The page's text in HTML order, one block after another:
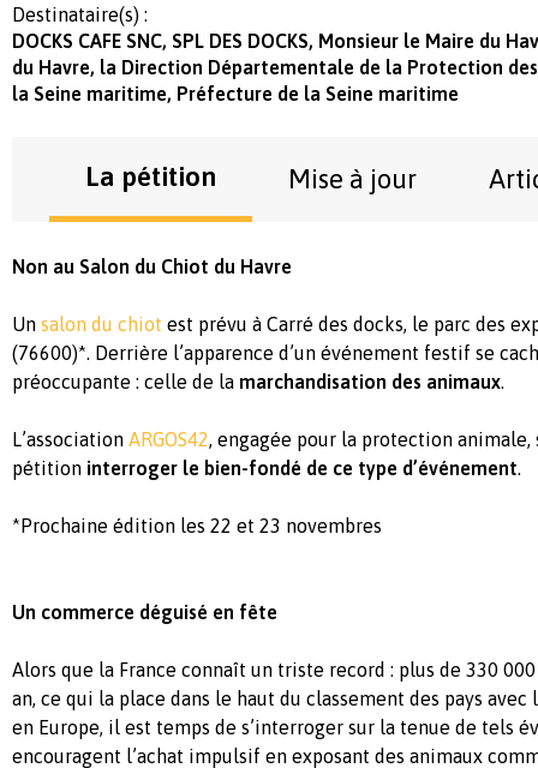
Destinataire(s) :
DOCKS CAFE SNC, SPL DES DOCKS, Monsieur le Maire du
du Havre, la Direction Départementale de la Protection
la Seine maritime, Préfecture de la Seine maritime
La pétition Mise à jour
Non au Salon du Chiot du Havre
Un salon du chiot est prévu à Carré des docks, le parc des
(76600)*. Derrière l’apparence d’un événement festif se
préoccupante : celle de la marchandisation des animaux.
L’association ARGOS42, engagée pour la protection
pétition interroger le bien-fondé de ce type d’événement.
*Prochaine édition les 22 et 23 novembres
Un commerce déguisé en fête
Alors que la France connaît un triste record : plus de 330 000
an, ce qui la place dans le haut du classement des pays avec
en Europe, il est temps de s’interroger sur la tenue de tels
encouragent l’achat impulsif en exposant des animaux